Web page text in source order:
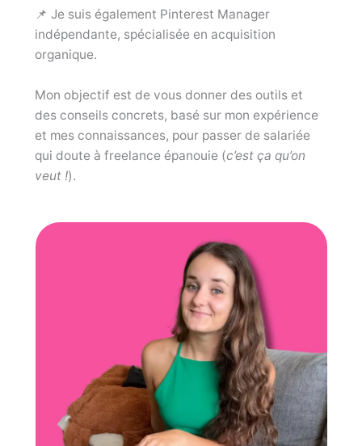
📌 Je suis également Pinterest Manager
indépendante, spécialisée en acquisition
organique.
Mon objectif est de vous donner des outils et
des conseils concrets, basé sur mon expérience
et mes connaissances, pour passer de salariée
qui doute à freelance épanouie (c’est ça qu’on
veut !).